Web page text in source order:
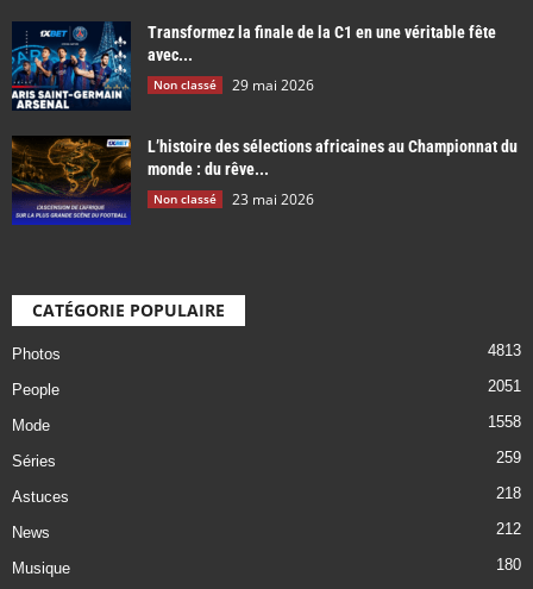
Transformez la finale de la C1 en une véritable fête
avec...
Non classé 29 mai 2026
L’histoire des sélections africaines au Championnat du
monde : du rêve...
Non classé 23 mai 2026
CATÉGORIE POPULAIRE
Photos 4813
People 2051
Mode 1558
Séries 259
Astuces 218
News 212
Musique 180